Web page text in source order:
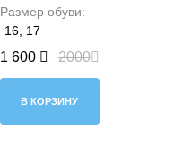
Размер обуви:
16, 17
1 600 2000
В КОРЗИНУ